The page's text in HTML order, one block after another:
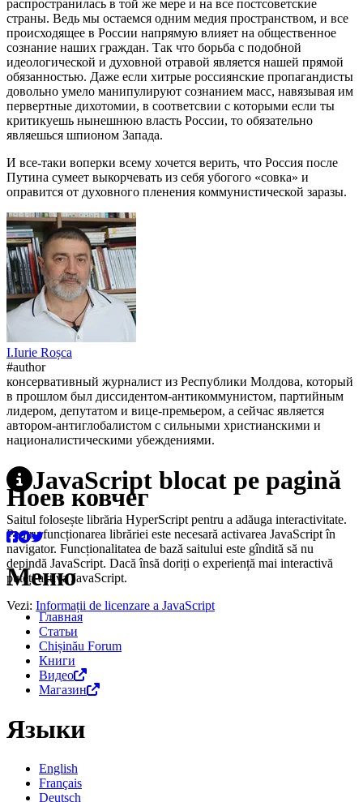
распространилась в той же мере и на все постсоветские
страны. Ведь мы остаемся одним медия пространством, и все
происходящее в России напрямую влияет на общественное
сознание наших граждан. Так что борьба с подобной
идеологической и духовной отравой является нашей прямой
обязанностью. Даже если хитрые россиянские пропагандисты
довольно умело манипулируют сознанием масс, навязывая им
первертные дихотомии, в соответсвии с которыми если ты
критикуешь нынешнюю власть России, то обязательно
являешься шпионом Запада.
И все-таки воперки всему хочется верить, что Россия после
Путина сумеет выкорчевать из себя убогого «совка» и
оправится от духовного пленения коммунистической заразы.
I.Iurie Roșca
#author
консервативный журналист из Республики Молдова, который
в прошлом был диссидентом-антикоммунистом, партийным
лидером, депутатом и вице-премьером, а сейчас является
автором-антиглобалистом с сильными христианскими и
националистическими убеждениями.
JavaScript blocat pe pagină
Saitul folosește librăria HyperScript pentru a adăuga interactivitate.
Pentru funcționarea librăriei este necesară activarea JavaScript în
navigator. Funcționalitatea de bază saitului este gîndită să nu
depindă JavaScript. Dacă însă doriți o experiență mai interactivă
puteți activa JavaScript.
Vezi: Informații de licenzare a JavaScript
Ноев ковчег
Меню
Главная
Статьи
Chișinău Forum
Книги
Видео
Магазин
Языки
English
Français
Deutsch